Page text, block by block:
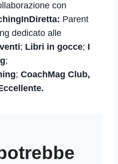
con
Parent
dedicato alle
; Libri in gocce; I
;
; CoachMag Club,